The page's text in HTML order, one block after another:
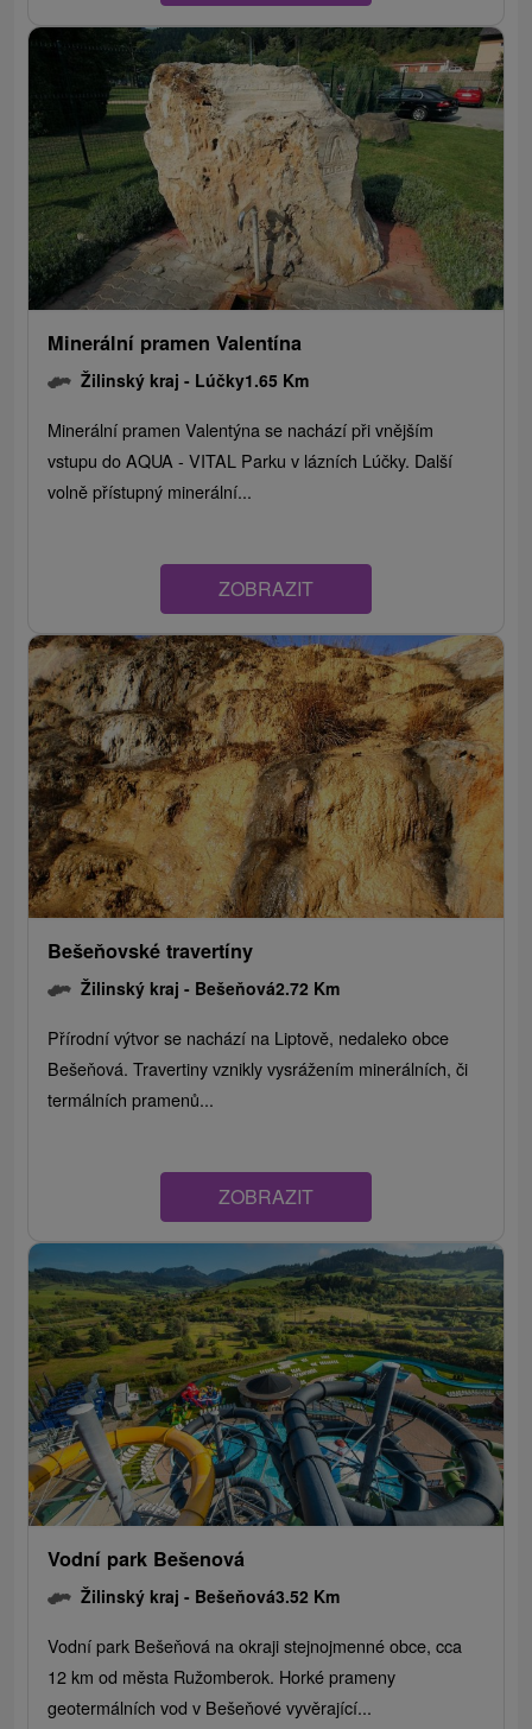
Minerální pramen Valentína
Žilinský kraj - Lúčky1.65 Km
Minerální pramen Valentýna se nachází při vnějším
vstupu do AQUA - VITAL Parku v lázních Lúčky. Další
volně přístupný minerální...
ZOBRAZIT
Bešeňovské travertíny
Žilinský kraj - Bešeňová2.72 Km
Přírodní výtvor se nachází na Liptově, nedaleko obce
Bešeňová. Travertiny vznikly vysrážením minerálních, či
termálních pramenů...
ZOBRAZIT
Vodní park Bešenová
Žilinský kraj - Bešeňová3.52 Km
Vodní park Bešeňová na okraji stejnojmenné obce, cca
12 km od města Ružomberok. Horké prameny
geotermálních vod v Bešeňové vyvěrající...